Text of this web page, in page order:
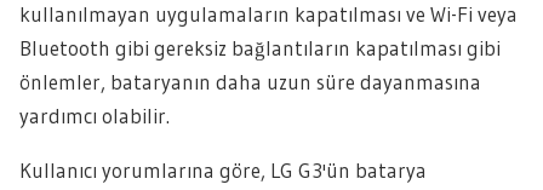
kullanılmayan uygulamaların kapatılması ve Wi-Fi veya
Bluetooth gibi gereksiz bağlantıların kapatılması gibi
önlemler, bataryanın daha uzun süre dayanmasına
yardımcı olabilir.
Kullanıcı yorumlarına göre, LG G3'ün batarya